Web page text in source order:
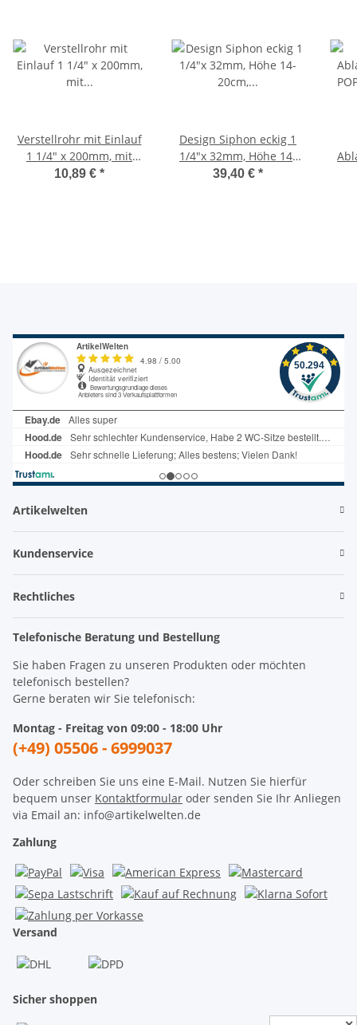
Verstellrohr mit Einlauf
1 1/4" x 200mm, mit
Verschraubung,
10,89 € *
Design Siphon eckig 1
1/4"x 32mm, Höhe 14-
20cm, verchromt
39,40 € *
Artikelwelten
Kundenservice
Rechtliches
Telefonische Beratung und Bestellung
Sie haben Fragen zu unseren Produkten oder möchten
telefonisch bestellen?
Gerne beraten wir Sie telefonisch:
Montag - Freitag von 09:00 - 18:00 Uhr
(+49) 05506 - 6999037
Oder schreiben Sie uns eine E-Mail. Nutzen Sie hierfür
bequem unser Kontaktformular oder senden Sie Ihr Anliegen
via Email an: info@artikelwelten.de
Zahlung
Versand
Sicher shoppen